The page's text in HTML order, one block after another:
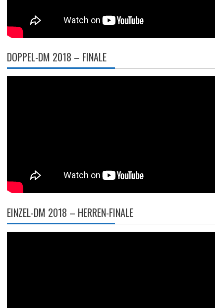
DOPPEL-DM 2018 – FINALE
EINZEL-DM 2018 – HERREN-FINALE